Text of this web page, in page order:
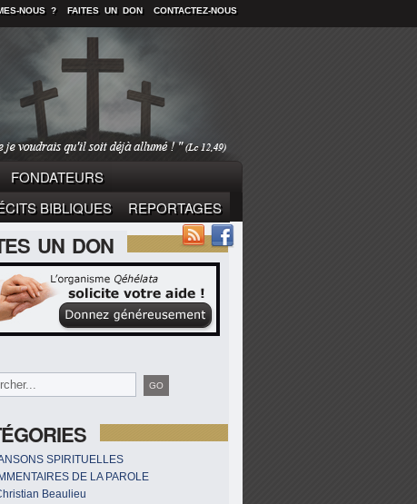
NOUS ? FAITES UN DON CONTACTEZ-NOUS
FONDATEURS
BIBLIQUES
REPORTAGES
UN DON
SPIRITUELLES
DE LA PAROLE
Beaulieu